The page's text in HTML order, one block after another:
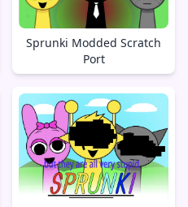
Sprunki Modded Scratch
Port